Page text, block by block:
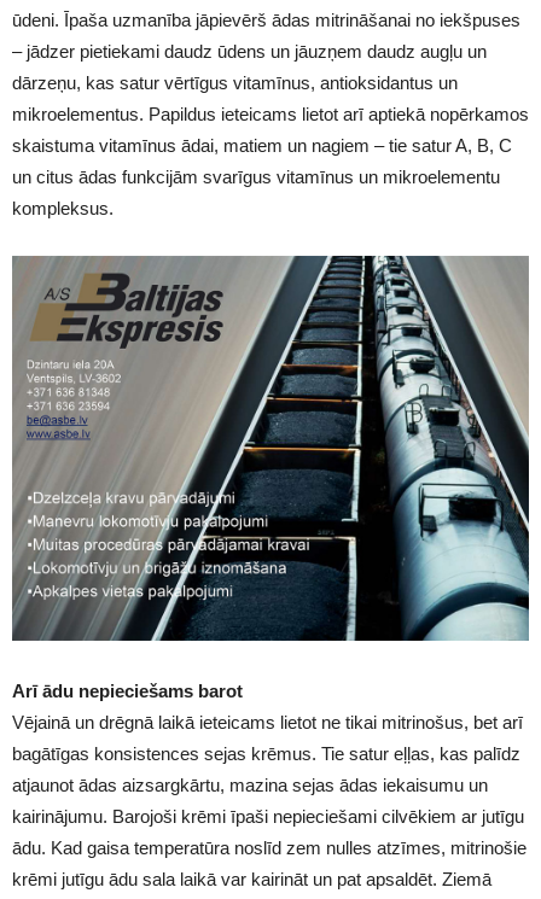
ūdeni. Īpaša uzmanība jāpievērš ādas mitrināšanai no iekšpuses
– jādzer pietiekami daudz ūdens un jāuzņem daudz augļu un
dārzeņu, kas satur vērtīgus vitamīnus, antioksidantus un
mikroelementus. Papildus ieteicams lietot arī aptiekā nopērkamos
skaistuma vitamīnus ādai, matiem un nagiem – tie satur A, B, C
un citus ādas funkcijām svarīgus vitamīnus un mikroelementu
kompleksus.
Arī ādu nepieciešams barot
Vējainā un drēgnā laikā ieteicams lietot ne tikai mitrinošus, bet arī
bagātīgas konsistences sejas krēmus. Tie satur eļļas, kas palīdz
atjaunot ādas aizsargkārtu, mazina sejas ādas iekaisumu un
kairinājumu. Barojoši krēmi īpaši nepieciešami cilvēkiem ar jutīgu
ādu. Kad gaisa temperatūra noslīd zem nulles atzīmes, mitrinošie
krēmi jutīgu ādu sala laikā var kairināt un pat apsaldēt. Ziemā